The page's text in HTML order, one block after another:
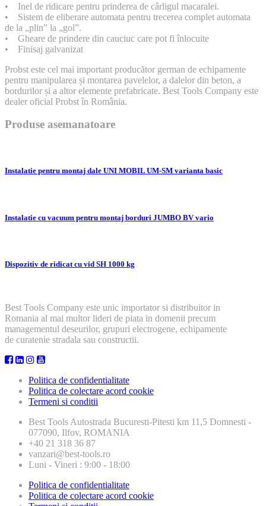
• Inel de ridicare pentru prinderea de cârligul macaralei.
• Sistem de eliberare automata pentru trecerea complet automata
de la „plin” la „gol”.
• Gheare de prindere din cauciuc care pot fi înlocuite
• Finisaj galvanizat
Probst este cel mai important producător german de echipamente
pentru manipularea și montarea pavelelor, a dalelor din beton, a
bordurilor și a altor elemente prefabricate. Best Tools Company este
dealer oficial Probst în România.
Produse asemanatoare
Instalatie pentru montaj dale UNI MOBIL UM-SM varianta basic
Instalatie cu vacuum pentru montaj borduri JUMBO BV vario
Dispozitiv de ridicat cu vid SH 1000 kg
Best Tools Company este unic importator si distribuitor in
Romania al mai multor lideri de piata in domenii precum
managementul deseurilor, grupuri electrogene, echipamente
de curatenie stradala sau constructii.
Politica de confidentialitate
Politica de colectare acord cookie
Termeni si conditii
Best Tools Autostrada Bucuresti-Pitesti km 11,5 Domnesti -
077090, Ilfov, ROMANIA
+40 21 318 36 87
vanzari@best-tools.ro
Luni - Vineri : 9:00 - 18:00
Politica de confidentialitate
Politica de colectare acord cookie